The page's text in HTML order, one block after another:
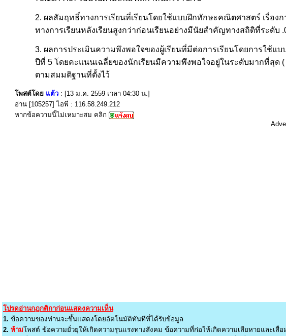
2. ผลสัมฤทธิ์ทางการเรียนที่เรียนโดยใช้แบบฝึกทักษะคณิตศาสตร์ เรื่อ
ทางการเรียนหลังเรียนสูงกว่าก่อนเรียนอย่างมีนัยสำคัญทางสถิติที่ระดับ
3. ผลการประเมินความพึงพอใจของผู้เรียนที่มีต่อการเรียนโดยการใ
ปีที่ 5 โดยคะแนนเฉลี่ยของนักเรียนมีความพึงพอใจอยู่ในระดับมากที่สุด (
ตามสมมติฐานที่ตั้งไว้
โพสต์โดย แต้ว : [13 ม.ค. 2559 เวลา 04:30 น.]
อ่าน [105257] ไอพี : 116.58.249.212
หากข้อความนี้ไม่เหมาะสม คลิก
โปรดอ่านกฎกติกาก่อนแสดงความเห็น
1. ข้อความของท่านจะขึ้นแสดงโดยอัตโนมัติทันทีที่ได้รับข้อมูล
2. ห้ามโพสต์ ข้อความยั่วยุให้เกิดความรุนแรงทางสังคม ข้อความที่ก่อให้เกิดความเสียหายและเสื่